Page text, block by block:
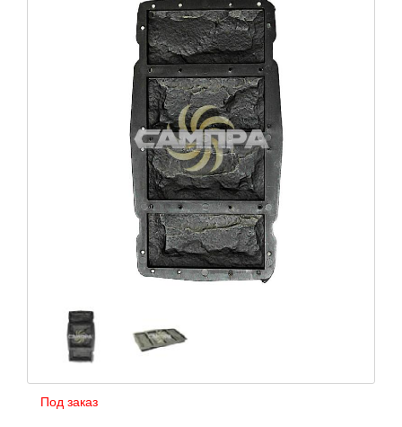
Под заказ